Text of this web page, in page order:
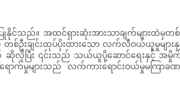
ည်။ အထင်ရှားဆုံးအားသာချက်များထဲမှတစ်ခုမှ
ဦးချင်းထုပ်ပိုးထားသော လက်လီဝယ်ယူမှုများနှ
င်းတို့ကို ဆိုလိုပြီး ၎င်းသည် သယ်ယူပို့ဆောင်ရေးနှင့် အ
ာက်မှုများသည် လက်ကားရောင်းဝယ်မှုမကြာ